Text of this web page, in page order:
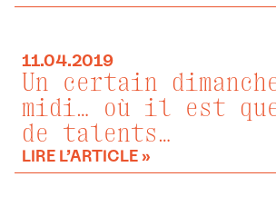
11.04.2019
Un certain
midi… où il est
de talents…
LIRE L’ARTICLE »